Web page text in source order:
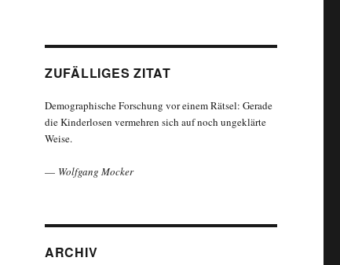
ZUFÄLLIGES ZITAT
Demographische Forschung vor einem Rätsel: Gerade
die Kinderlosen vermehren sich auf noch ungeklärte
Weise.
— Wolfgang Mocker
ARCHIV